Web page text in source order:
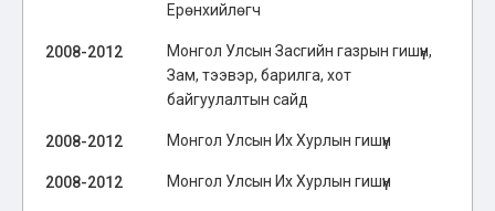
Ерөнхийлөгч
2008-2012
Монгол Улсын Засгийн газрын гишүүн,
Зам, тээвэр, барилга, хот
байгуулалтын сайд
2008-2012 Монгол Улсын Их Хурлын гишүүн
2008-2012 Монгол Улсын Их Хурлын гишүүн